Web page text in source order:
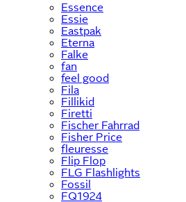
Essence
Essie
Eastpak
Eterna
Falke
fan
feel good
Fila
Fillikid
Firetti
Fischer Fahrrad
Fisher Price
fleuresse
Flip Flop
FLG Flashlights
Fossil
FQ1924